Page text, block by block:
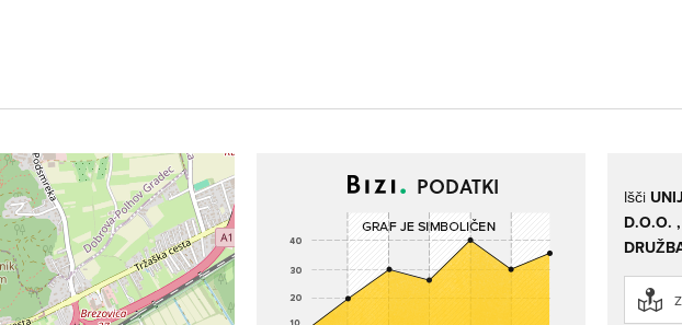
PODATKI Išči
D.O.O.